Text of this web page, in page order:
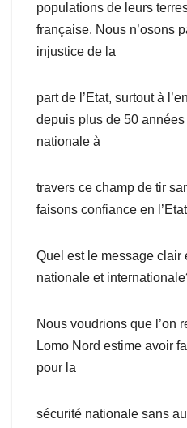
populations de leurs
française. Nous n’osons
injustice de la
part de l’Etat, surtout à
depuis plus de 50
nationale à
travers ce champ de tir
faisons confiance en
Quel est le message clair
nationale et
Nous voudrions que l’on
Lomo Nord estime avoir
pour la
sécurité nationale sans